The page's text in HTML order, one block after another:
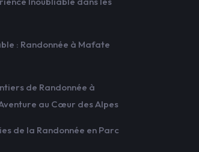
: Randonnée à Mafate
de Randonnée à
au Cœur des Alpes
de la Randonnée en Parc